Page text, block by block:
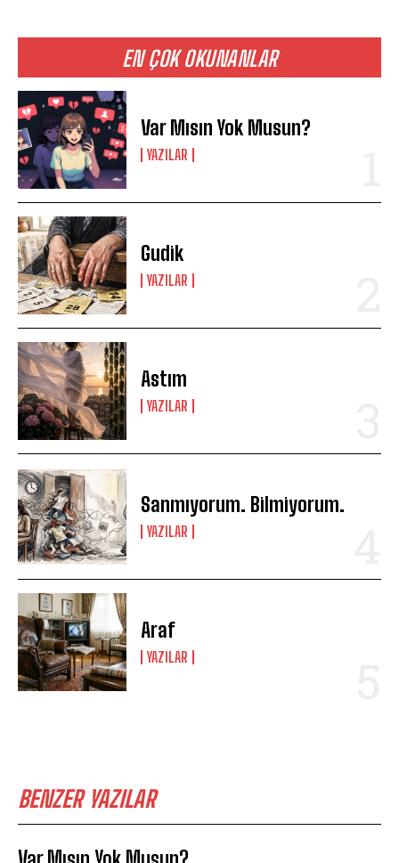
EN ÇOK OKUNANLAR
Var Mısın Yok Musun?
YAZILAR
Gudik
YAZILAR
Astım
YAZILAR
Sanmıyorum. Bilmiyorum.
YAZILAR
Araf
YAZILAR
BENZER YAZILAR